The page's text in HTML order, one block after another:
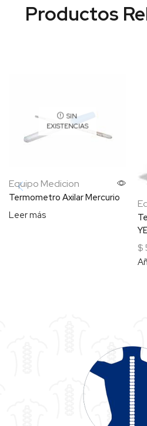
SIN
EXISTENCIAS
Equipo Medicion
Termometro Axilar Mercurio
Leer más
$